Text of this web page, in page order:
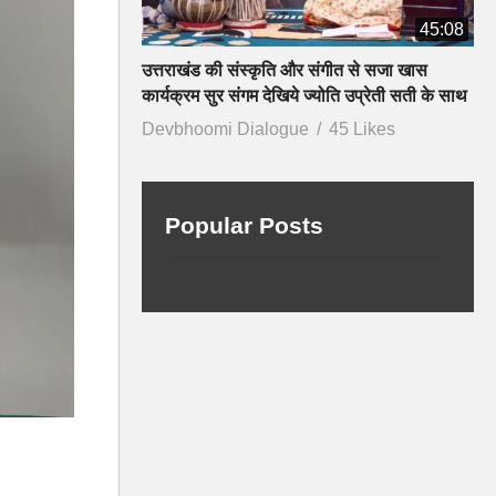
45:08
उत्तराखंड की संस्कृति और संगीत से सजा खास
कार्यक्रम सुर संगम देखिये ज्योति उप्रेती सती के साथ
Devbhoomi Dialogue
45 Likes
Popular Posts